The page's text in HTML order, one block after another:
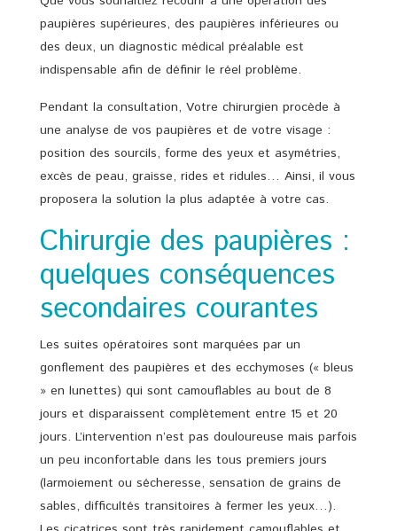
paupières supérieures, des paupières inférieures ou
des deux, un diagnostic médical préalable est
indispensable afin de définir le réel problème.
Pendant la consultation, Votre chirurgien procède à
une analyse de vos paupières et de votre visage :
position des sourcils, forme des yeux et asymétries,
excès de peau, graisse, rides et ridules… Ainsi, il vous
proposera la solution la plus adaptée à votre cas.
Chirurgie des paupières :
quelques conséquences
secondaires courantes
Les suites opératoires sont marquées par un
gonflement des paupières et des ecchymoses (« bleus
» en lunettes) qui sont camouflables au bout de 8
jours et disparaissent complètement entre 15 et 20
jours. L’intervention n’est pas douloureuse mais parfois
un peu inconfortable dans les tous premiers jours
(larmoiement ou sécheresse, sensation de grains de
sables, difficultés transitoires à fermer les yeux…).